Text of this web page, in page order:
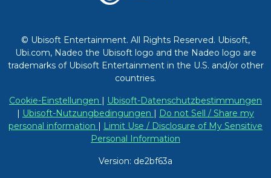
© Ubisoft Entertainment. All Rights Reserved. Ubisoft,
Ubi.com, Nadeo the Ubisoft logo and the Nadeo logo are
trademarks of Ubisoft Entertainment in the U.S. and/or other
countries.
Cookie-Einstellungen | Ubisoft-Datenschutzbestimmungen
| Ubisoft-Nutzungbedingungen | Do not Sell / Share my
personal information | Limit Use / Disclosure of My Sensitive
Personal Information
Version: de2bf63a